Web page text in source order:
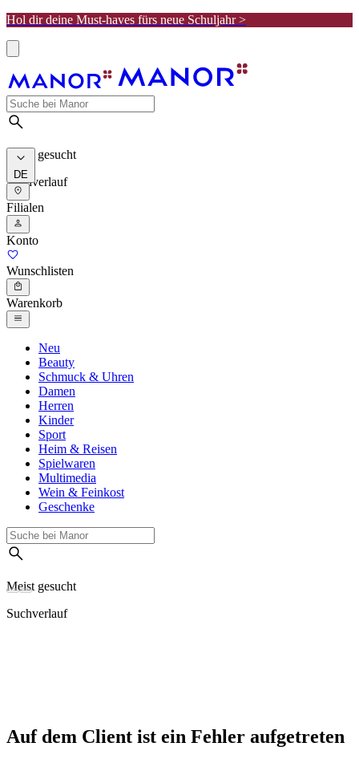
Hol dir deine Must-haves fürs neue Schuljahr >
Meist gesucht
Suchverlauf
DE
Filialen
Konto
Wunschlisten
Warenkorb
Neu
Beauty
Schmuck & Uhren
Damen
Herren
Kinder
Sport
Heim & Reisen
Spielwaren
Multimedia
Wein & Feinkost
Geschenke
Meist gesucht
Suchverlauf
Auf dem Client ist ein Fehler aufgetreten